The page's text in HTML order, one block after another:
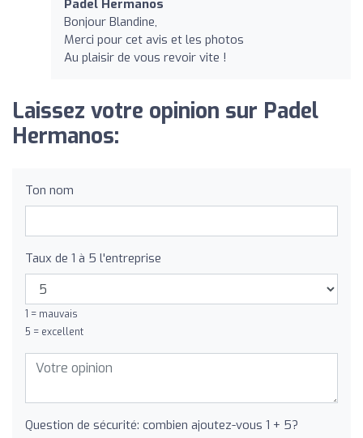
Padel Hermanos
Bonjour Blandine,
Merci pour cet avis et les photos
Au plaisir de vous revoir vite !
Laissez votre opinion sur Padel
Hermanos:
Ton nom
Taux de 1 à 5 l'entreprise
1 = mauvais
5 = excellent
Question de sécurité: combien ajoutez-vous 1 + 5?